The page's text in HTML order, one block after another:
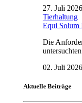
27. Juli 2026
Tierhaltung
Equi Solum
Die
02. Juli 2026
Aktuelle Beiträge